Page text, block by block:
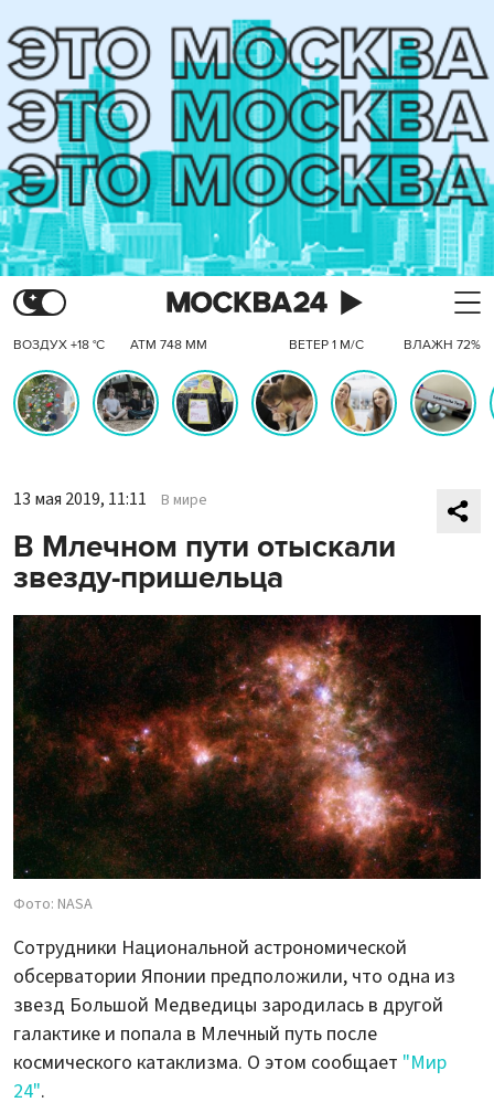
ВОЗДУХ +18 °C АТМ 748 ММ ВЕТЕР 1 М/С ВЛАЖН 72%
13 мая 2019, 11:11 В мире
В Млечном пути отыскали
звезду-пришельца
Фото: NASA
Сотрудники Национальной астрономической
обсерватории Японии предположили, что одна из
звезд Большой Медведицы зародилась в другой
галактике и попала в Млечный путь после
космического катаклизма. О этом сообщает "Мир
24".